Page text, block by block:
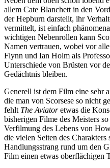
allem Cate Blanchett in den
der Hepburn darstellt, ihr
vermittelt, ist einfach
wichtigen Nebenrollen kann
Namen vertrauen, wobei vor
Flynn und Ian Holm als
Unterschiede von Brüsten vor
Gedächtnis bleiben.
Generell ist dem Film eine sehr
die man von Scorsese so nicht
fehlt The Aviatoretwas die
bisherigen Filme des Meisters
Verfilmung des Lebens von
die vielen Seiten des Charakters
Handlungsstrang rund um den
Film einen etwas oberflächigen